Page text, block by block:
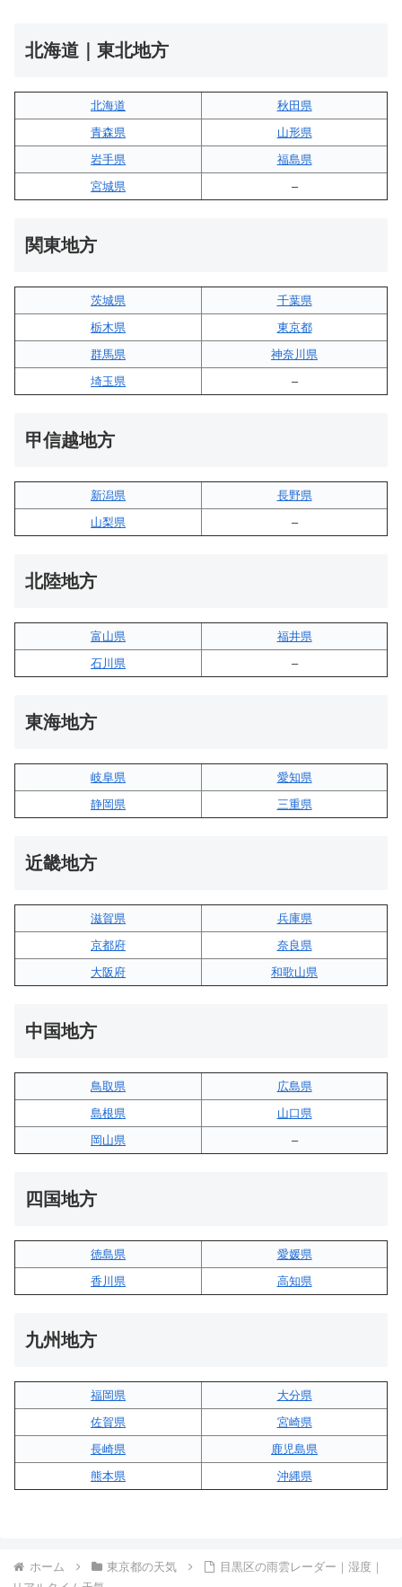
北海道｜東北地方
北海道
秋田県
青森県
山形県
岩手県
福島県
宮城県
–
関東地方
茨城県
千葉県
栃木県
東京都
群馬県
神奈川県
埼玉県
–
甲信越地方
新潟県
長野県
山梨県
–
北陸地方
富山県
福井県
石川県
–
東海地方
岐阜県
愛知県
静岡県
三重県
近畿地方
滋賀県
兵庫県
京都府
奈良県
大阪府
和歌山県
中国地方
鳥取県
広島県
島根県
山口県
岡山県
–
四国地方
徳島県
愛媛県
香川県
高知県
九州地方
福岡県
大分県
佐賀県
宮崎県
長崎県
鹿児島県
熊本県
沖縄県
ホーム 東京都の天気
目黒区の雨雲レーダー｜湿度｜